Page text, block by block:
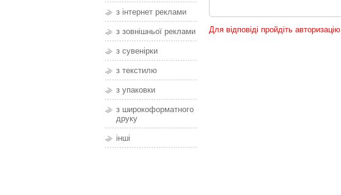
з інтернет реклами
з зовнішньої реклами
з сувенірки
з текстилю
з упаковки
з широкоформатного
друку
інші
Для відповіді пройдіть авторизацію.